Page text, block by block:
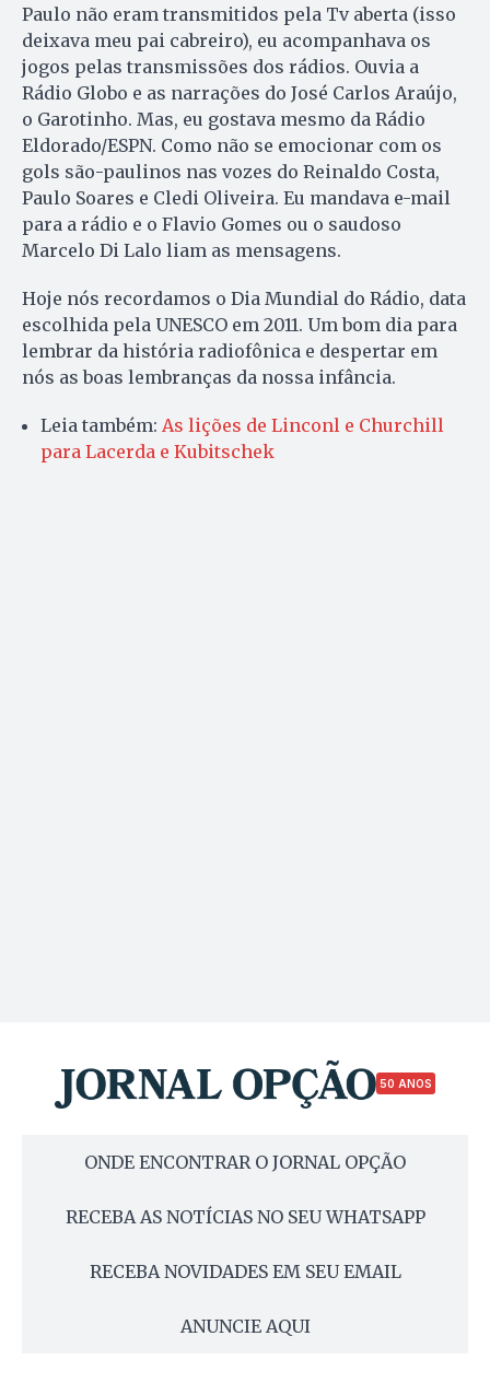
Paulo não eram transmitidos pela Tv aberta (isso
deixava meu pai cabreiro), eu acompanhava os
jogos pelas transmissões dos rádios. Ouvia a
Rádio Globo e as narrações do José Carlos Araújo,
o Garotinho. Mas, eu gostava mesmo da Rádio
Eldorado/ESPN. Como não se emocionar com os
gols são-paulinos nas vozes do Reinaldo Costa,
Paulo Soares e Cledi Oliveira. Eu mandava e-mail
para a rádio e o Flavio Gomes ou o saudoso
Marcelo Di Lalo liam as mensagens.
Hoje nós recordamos o Dia Mundial do Rádio, data
escolhida pela UNESCO em 2011. Um bom dia para
lembrar da história radiofônica e despertar em
nós as boas lembranças da nossa infância.
Leia também: As lições de Linconl e Churchill
para Lacerda e Kubitschek
50 ANOS
ONDE ENCONTRAR O JORNAL OPÇÃO
RECEBA AS NOTÍCIAS NO SEU WHATSAPP
RECEBA NOVIDADES EM SEU EMAIL
ANUNCIE AQUI